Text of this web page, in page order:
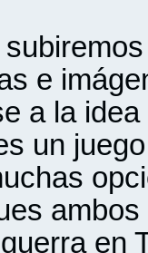
e
a la
un
en